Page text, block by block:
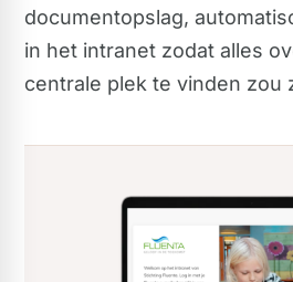
documentopslag,
in het intranet zodat alles
centrale plek te vinden zou